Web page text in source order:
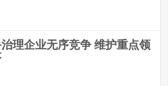
理企业无序竞争 维护重点领